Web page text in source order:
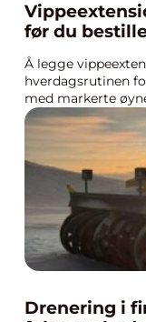
før du
Å legge
hverdagsrutinen
med markerte
Drenering i finnmark